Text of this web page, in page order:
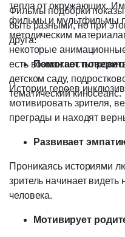
тепла от окружающих.
фильмы и мультфильмы
методическим
некоторые
есть возможность
детском саду,
тематический киносеанс.
Фильмы подборки
быть разными, но при
друга.
Помогает
Истории героев
мотивировать зрителя,
преграды и находят
Развивает
Проникаясь историями
зритель начинает видеть
человека.
Мотивирует